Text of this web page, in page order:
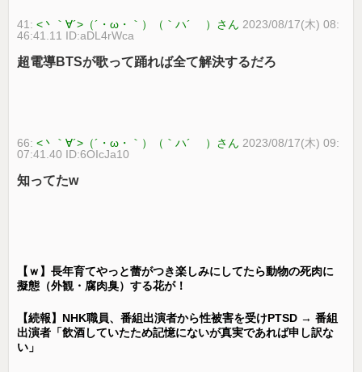
41:<丶｀∀´>（´・ω・｀）（｀ハ´ ）さん 2023/08/17(木) 08:
46:41.11 ID:aDL4rWca
超電導BTSが歌って踊れば全て解決するだろ
66:<丶｀∀´>（´・ω・｀）（｀ハ´ ）さん 2023/08/17(木) 09:
07:41.40 ID:6OIcJa10
知ってたw
【ｗ】長年育てやっと蕾がつき楽しみにしてたら動物の死肉に
擬態（外観・腐肉臭）する花が！
【続報】NHK職員、番組出演者から性被害を受けPTSD → 番組
出演者「飲酒していたため記憶にないが真実であれば申し訳な
い」